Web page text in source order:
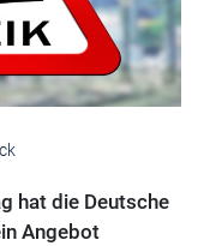
hat die Deutsche
Angebot